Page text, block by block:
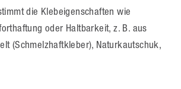
die Klebeigenschaften wie
oder Haltbarkeit, z. B. aus
(Schmelzhaftkleber), Naturkautschuk,